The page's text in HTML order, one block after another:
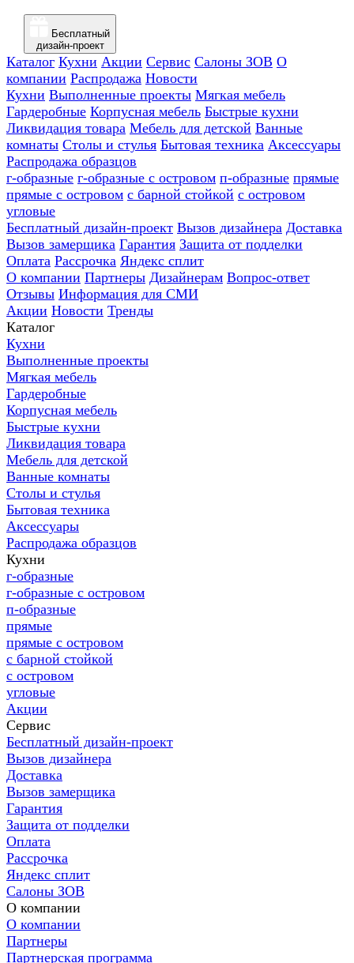
Бесплатный
дизайн-проект
Каталог Кухни Акции Сервис Салоны ЗОВ О
компании Распродажа Новости
Кухни Выполненные проекты Мягкая мебель
Гардеробные Корпусная мебель Быстрые кухни
Ликвидация товара Мебель для детской Ванные
комнаты Столы и стулья Бытовая техника Аксессуары
Распродажа образцов
г-образные г-образные с островом п-образные прямые
прямые с островом с барной стойкой с островом
угловые
Бесплатный дизайн-проект Вызов дизайнера Доставка
Вызов замерщика Гарантия Защита от подделки
Оплата Рассрочка Яндекс сплит
О компании Партнеры Дизайнерам Вопрос-ответ
Отзывы Информация для СМИ
Акции Новости Тренды
Каталог
Кухни
Выполненные проекты
Мягкая мебель
Гардеробные
Корпусная мебель
Быстрые кухни
Ликвидация товара
Мебель для детской
Ванные комнаты
Столы и стулья
Бытовая техника
Аксессуары
Распродажа образцов
Кухни
г-образные
г-образные с островом
п-образные
прямые
прямые с островом
с барной стойкой
с островом
угловые
Акции
Сервис
Бесплатный дизайн-проект
Вызов дизайнера
Доставка
Вызов замерщика
Гарантия
Защита от подделки
Оплата
Рассрочка
Яндекс сплит
Салоны ЗОВ
О компании
О компании
Партнеры
Партнерская программа